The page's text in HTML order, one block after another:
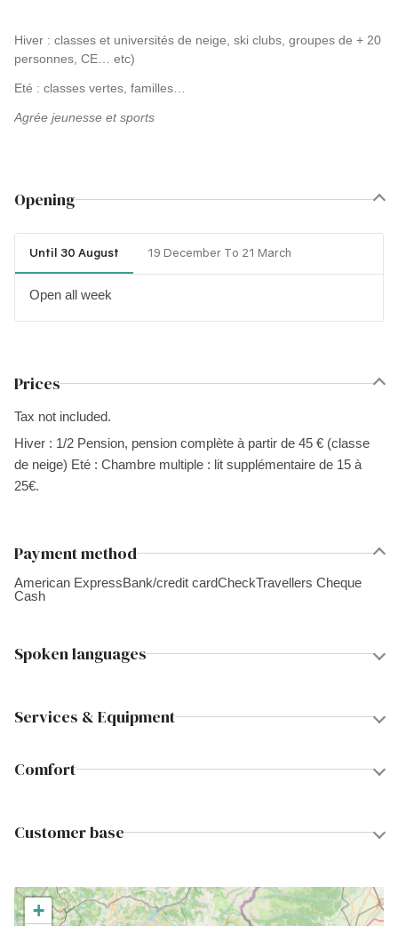
Hiver : classes et universités de neige, ski clubs, groupes de + 20
personnes, CE… etc)
Eté : classes vertes, familles…
Agrée jeunesse et sports
Opening
Until 30 August 19 December To 21 March
Open all week
Prices
Tax not included.
Hiver : 1/2 Pension, pension complète à partir de 45 € (classe
de neige) Eté : Chambre multiple : lit supplémentaire de 15 à
25€.
Payment method
American ExpressBank/credit cardCheckTravellers Cheque
Cash
Spoken languages
Services & Equipment
Comfort
Customer base
+